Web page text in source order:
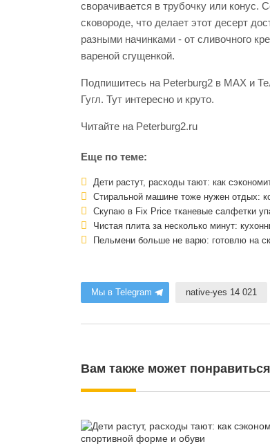
сворачивается в трубочку или конус.
сковороде, что делает этот десерт
разными начинками - от сливочного
вареной сгущенкой.
Подпишитесь на Peterburg2 в MAX и
Гугл. Тут интересно и круто.
Читайте на Peterburg2.ru
Еще по теме:
Дети растут, расходы тают: как
Стиральной машине тоже нужен отдых:
Скупаю в Fix Price тканевые салфетки
Чистая плита за несколько минут:
Пельмени больше не варю: готовлю на
Мы в Telegram native-yes 14 021
Вам также может понравиться